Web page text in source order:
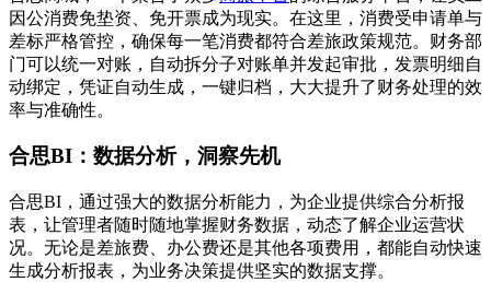
因公消费免垫资、免开票成为现实。在这里，消费受申请单与
差标严格管控，确保每一笔消费都符合差旅政策规范。财务部
门可以统一对账，自动拆分子对账单并发起审批，发票明细自
动绑定，凭证自动生成，一键归档，大大提升了财务处理的效
率与准确性。
合思BI：数据分析，洞察先机
合思BI，通过强大的数据分析能力，为企业提供综合分析报
表，让管理者随时随地掌握财务数据，动态了解企业运营状
况。无论是差旅费、办公费还是其他各项费用，都能自动快速
生成分析报表，为业务决策提供坚实的数据支撑。